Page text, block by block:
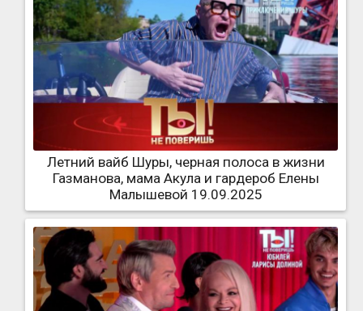
Летний вайб Шуры, черная полоса в жизни
Газманова, мама Акула и гардероб Елены
Малышевой 19.09.2025